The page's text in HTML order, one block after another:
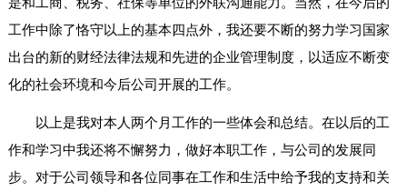
工作中除了恪守以上的基本四点外，我还要不断的努力学习国家
出台的新的财经法律法规和先进的企业管理制度，以适应不断变
化的社会环境和今后公司开展的工作。
以上是我对本人两个月工作的一些体会和总结。在以后的工
作和学习中我还将不懈努力，做好本职工作，与公司的发展同
步。对于公司领导和各位同事在工作和生活中给予我的支持和关